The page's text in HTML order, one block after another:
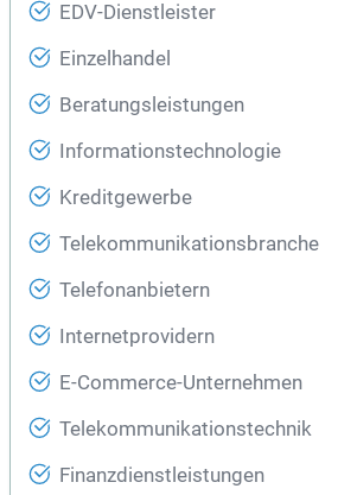
EDV-Dienstleister
Einzelhandel
Beratungsleistungen
Informationstechnologie
Kreditgewerbe
Telekommunikationsbranche
Telefonanbietern
Internetprovidern
E-Commerce-Unternehmen
Telekommunikationstechnik
Finanzdienstleistungen